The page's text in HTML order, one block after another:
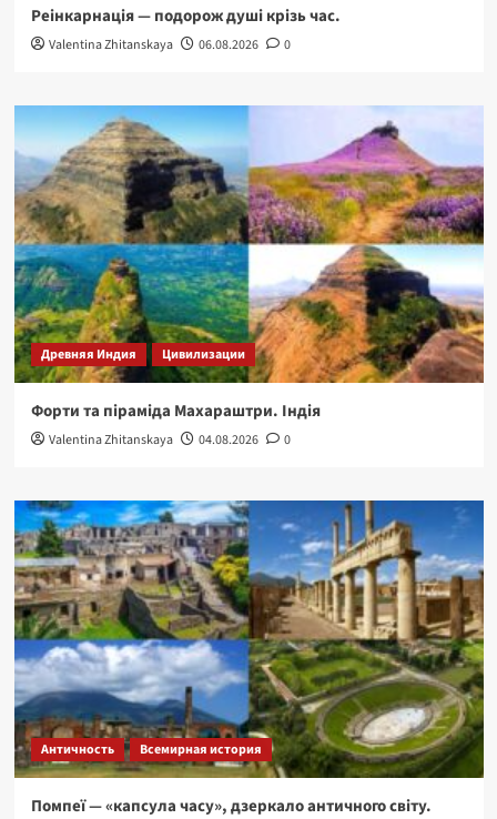
Реінкарнація — подорож душі крізь час.
Valentina Zhitanskaya 06.08.2026 0
Древняя Индия Цивилизации
Форти та піраміда Махараштри. Індія
Valentina Zhitanskaya 04.08.2026 0
Античность Всемирная история
Помпеї — «капсула часу», дзеркало античного світу.